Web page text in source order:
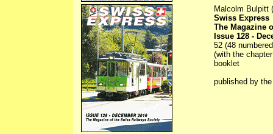
Malcolm Bulpitt
Swiss Express
The Magazine
Issue 128 -
52 (48
(with the
booklet
published by